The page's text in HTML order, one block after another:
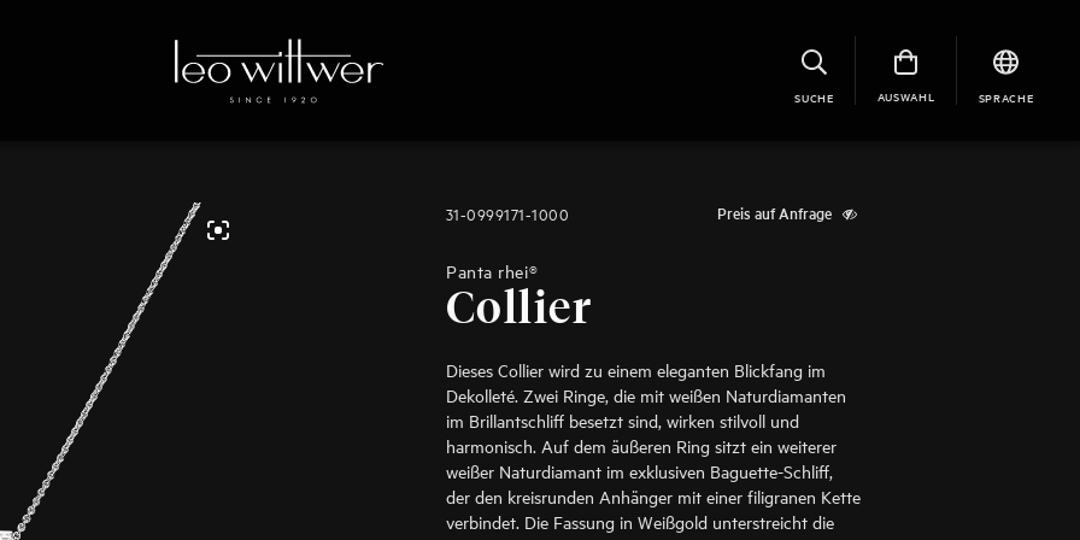
SUCHE AUSWAHL SPRACHE
31-0999171-1000 Preis auf Anfrage
Panta rhei®
Collier
Dieses Collier wird zu einem eleganten Blickfang im
Dekolleté. Zwei Ringe, die mit weißen Naturdiamanten
im Brillantschliff besetzt sind, wirken stilvoll und
harmonisch. Auf dem äußeren Ring sitzt ein weiterer
weißer Naturdiamant im exklusiven Baguette-Schliff,
der den kreisrunden Anhänger mit einer filigranen Kette
verbindet. Die Fassung in Weißgold unterstreicht die